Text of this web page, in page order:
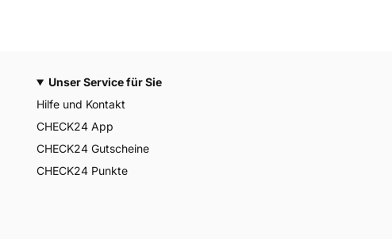
Unser Service für Sie
Hilfe und Kontakt
CHECK24 App
CHECK24 Gutscheine
CHECK24 Punkte